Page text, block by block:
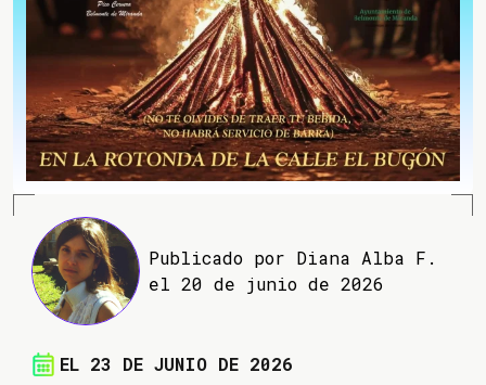
Publicado por Diana Alba F.
el 20 de junio de 2026
EL 23 DE JUNIO DE 2026